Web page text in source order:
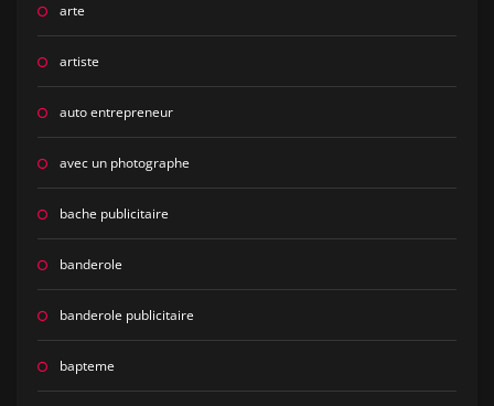
arte
artiste
auto entrepreneur
avec un photographe
bache publicitaire
banderole
banderole publicitaire
bapteme